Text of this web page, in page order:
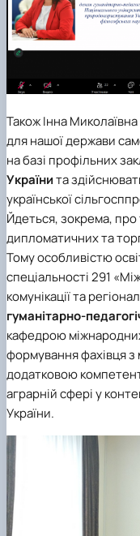
Також Інна
для нашої держави
на базі профільних
Українита
української
Йдеться, зокрема,
дипломатичних та
Тому особливістю
спеціальності 291
комунікації та
гуманітарно-
кафедрою
формування фахівця з
додатковою
аграрній сфері у
України.